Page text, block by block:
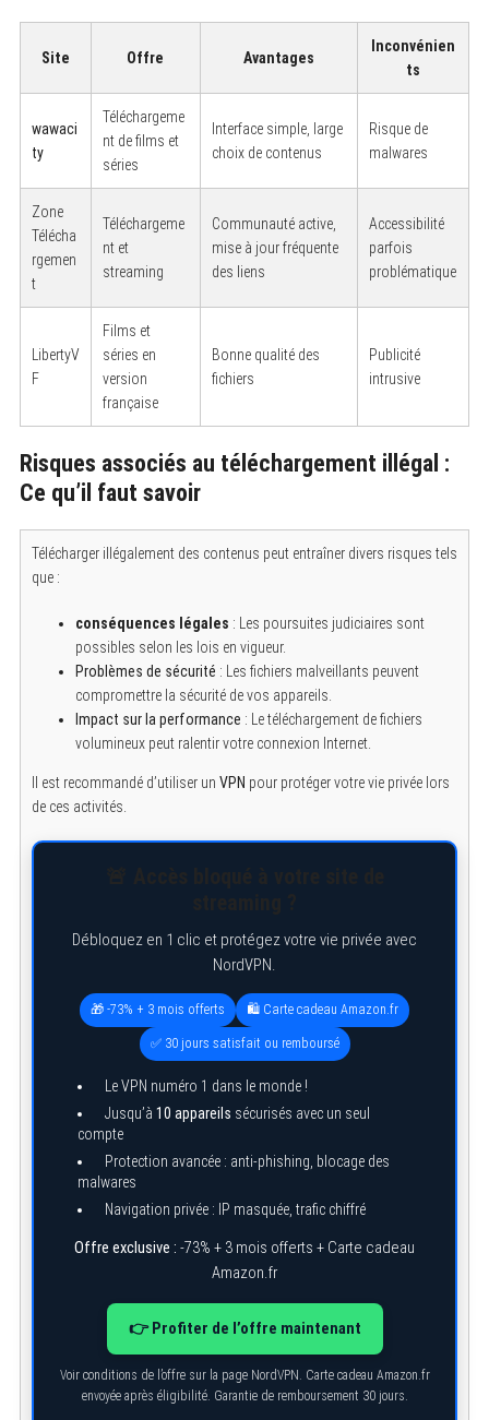
Site Offre Avantages
Inconvénien
ts
wawaci
ty
Téléchargeme
nt de films et
séries
Interface simple, large
choix de contenus
Risque de
malwares
Zone
Télécha
rgemen
t
Téléchargeme
nt et
streaming
Communauté active,
mise à jour fréquente
des liens
Accessibilité
parfois
problématique
LibertyV
F
Films et
séries en
version
française
Bonne qualité des
fichiers
Publicité
intrusive
Risques associés au téléchargement illégal :
Ce qu’il faut savoir
Télécharger illégalement des contenus peut entraîner divers risques tels
que :
conséquences légales : Les poursuites judiciaires sont
possibles selon les lois en vigueur.
Problèmes de sécurité : Les fichiers malveillants peuvent
compromettre la sécurité de vos appareils.
Impact sur la performance : Le téléchargement de fichiers
volumineux peut ralentir votre connexion Internet.
Il est recommandé d’utiliser un VPN pour protéger votre vie privée lors
de ces activités.
Débloquez en 1 clic et protégez votre vie privée avec
NordVPN.
🎁 -73% + 3 mois offerts 🛍️ Carte cadeau Amazon.fr
✅ 30 jours satisfait ou remboursé
Le VPN numéro 1 dans le monde !
Jusqu’à 10 appareils sécurisés avec un seul
compte
Protection avancée : anti-phishing, blocage des
malwares
Navigation privée : IP masquée, trafic chiffré
Offre exclusive : -73% + 3 mois offerts + Carte cadeau
Amazon.fr
👉 Profiter de l’offre maintenant
Voir conditions de l’offre sur la page NordVPN. Carte cadeau Amazon.fr
envoyée après éligibilité. Garantie de remboursement 30 jours.
a
r